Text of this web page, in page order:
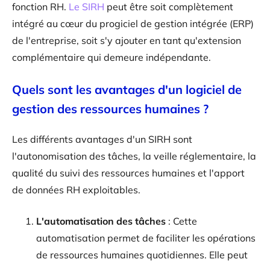
fonction RH. Le SIRH peut être soit complètement
intégré au cœur du progiciel de gestion intégrée (ERP)
de l'entreprise, soit s'y ajouter en tant qu'extension
complémentaire qui demeure indépendante.
Quels sont les avantages d'un logiciel de
gestion des ressources humaines ?
Les différents avantages d'un SIRH sont
l'autonomisation des tâches, la veille réglementaire, la
qualité du suivi des ressources humaines et l'apport
de données RH exploitables.
L'automatisation des tâches : Cette
automatisation permet de faciliter les opérations
de ressources humaines quotidiennes. Elle peut